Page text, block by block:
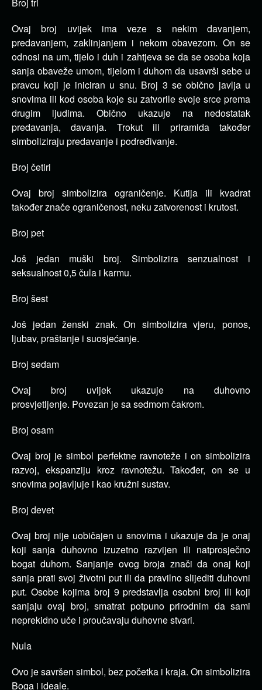
Ovaj broj uvijek ima veze s nekim davanjem,
predavanjem, zaklinjanjem i nekom obavezom.On se
odnosi na um, tijelo i duh i zahtjeva se da se osoba koja
sanja obaveže umom, tijelom i duhom da usavrši sebe u
pravcu koji je iniciran u snu. Broj 3 se obično javlja u
snovima ili kod osoba koje su zatvorile svoje srce prema
drugim ljudima. Obično ukazuje na nedostatak
predavanja, davanja. Trokut ili priramida također
simboliziraju predavanje i podređivanje.
Broj četiri
Ovaj broj simbolizira ograničenje. Kutija ili kvadrat
također znače ograničenost, neku zatvorenost i krutost.
Broj pet
Još jedan muški broj. Simbolizira senzualnost i
seksualnost 0,5 čula i karmu.
Broj šest
Još jedan ženski znak.On simbolizira vjeru, ponos,
ljubav, praštanje i suosjećanje.
Broj sedam
Ovaj broj uvijek ukazuje na duhovno
prosvjetljenje. Povezan je sa sedmom čakrom.
Broj osam
Ovaj broj je simbol perfektne ravnoteže i on simbolizira
razvoj, ekspanziju kroz ravnotežu.Također, on se u
snovima pojavljuje i kao kružni sustav.
Broj devet
Ovaj broj nije uobičajen u snovima i ukazuje da je onaj
koji sanja duhovno izuzetno razvijen ili natprosječno
bogat duhom. Sanjanje ovog broja znači da onaj koji
sanja prati svoj životni put ili da pravilno slijediti duhovni
put. Osobe kojima broj 9 predstavlja osobni broj ili koji
sanjaju ovaj broj, smatrat potpuno prirodnim da sami
neprekidno uče i proučavaju duhovne stvari.
Nula
Ovo je savršen simbol, bez početka i kraja. On simbolizira
Boga i ideale.